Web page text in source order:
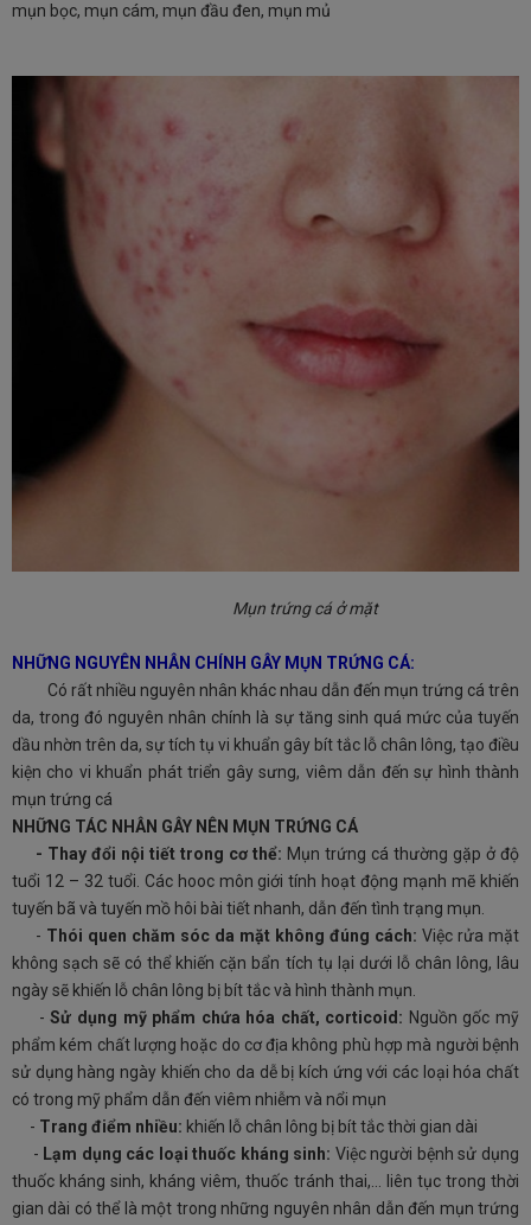
mụn bọc, mụn cám, mụn đầu đen, mụn mủ
Mụn trứng cá ở mặt
NHỮNG NGUYÊN NHÂN CHÍNH GÂY MỤN TRỨNG CÁ:
Có rất nhiều nguyên nhân khác nhau dẫn đến mụn trứng cá trên
da, trong đó nguyên nhân chính là sự tăng sinh quá mức của tuyến
dầu nhờn trên da, sự tích tụ vi khuẩn gây bít tắc lỗ chân lông, tạo điều
kiện cho vi khuẩn phát triển gây sưng, viêm dẫn đến sự hình thành
mụn trứng cá
NHỮNG TÁC NHÂN GÂY NÊN MỤN TRỨNG CÁ
- Thay đổi nội tiết trong cơ thể: Mụn trứng cá thường gặp ở độ
tuổi 12 – 32 tuổi. Các hooc môn giới tính hoạt động mạnh mẽ khiến
tuyến bã và tuyến mồ hôi bài tiết nhanh, dẫn đến tình trạng mụn.
- Thói quen chăm sóc da mặt không đúng cách: Việc rửa mặt
không sạch sẽ có thể khiến cặn bẩn tích tụ lại dưới lỗ chân lông, lâu
ngày sẽ khiến lỗ chân lông bị bít tắc và hình thành mụn.
-Sử dụng mỹ phẩm chứa hóa chất, corticoid: Nguồn gốc mỹ
phẩm kém chất lượng hoặc do cơ địa không phù hợp mà người bệnh
sử dụng hàng ngày khiến cho da dễ bị kích ứng với các loại hóa chất
có trong mỹ phẩm dẫn đến viêm nhiễm và nổi mụn
- Trang điểm nhiều: khiến lỗ chân lông bị bít tắc thời gian dài
- Lạm dụng các loại thuốc kháng sinh: Việc người bệnh sử dụng
thuốc kháng sinh, kháng viêm, thuốc tránh thai,… liên tục trong thời
gian dài có thể là một trong những nguyên nhân dẫn đến mụn trứng